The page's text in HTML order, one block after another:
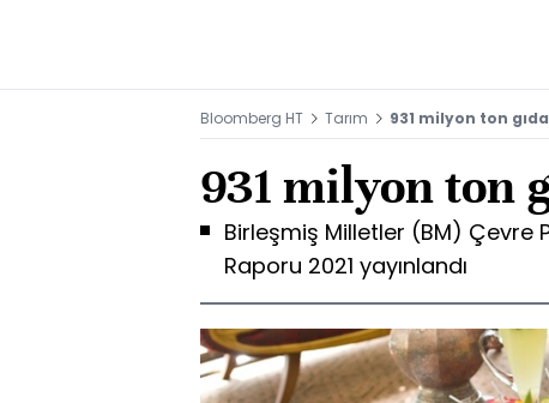
Bloomberg HT Tarım 931 milyon ton
931 milyon ton
Birleşmiş Milletler (BM) Çevre
Raporu 2021 yayınlandı